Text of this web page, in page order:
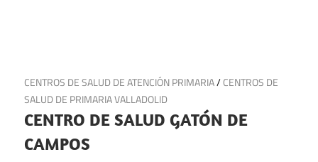
3 de julio de 2025
CENTROS DE SALUD DE ATENCIÓN PRIMARIA/CENTROS DE
SALUD DE PRIMARIA VALLADOLID
CENTRO DE SALUD GATÓN DE
CAMPOS